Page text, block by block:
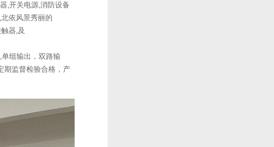
,开关电源,消防设备
依风景秀丽的
器,及
组输出，双路输
期监督检验合格，产